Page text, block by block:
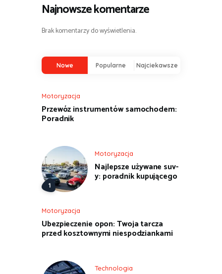
Najnowsze komentarze
Brak komentarzy do wyświetlenia.
Nowe Popularne Najciekawsze
Motoryzacja
Przewóz instrumentów samochodem:
Poradnik
Motoryzacja
Najlepsze używane suv-
y: poradnik kupującego
Motoryzacja
Ubezpieczenie opon: Twoja tarcza
przed kosztownymi niespodziankami
Technologia